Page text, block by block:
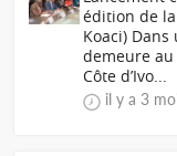
édition de
Koaci)
demeure
Côte d’Ivo...
il y a 3